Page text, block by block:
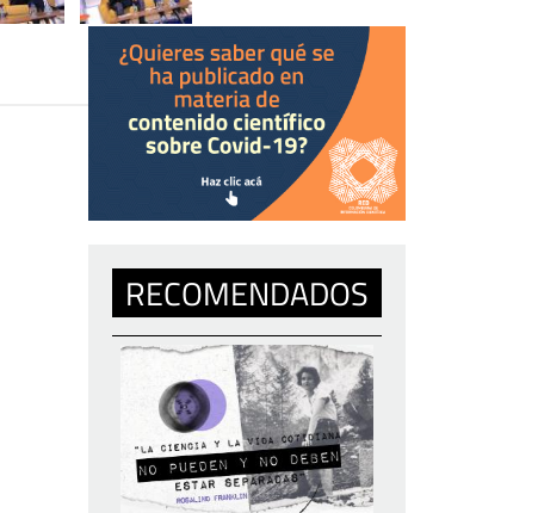
RECOMENDADOS